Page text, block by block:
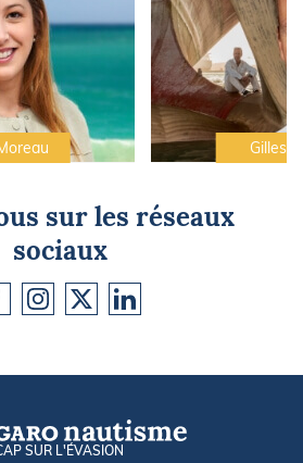
Gilles
sur les réseaux
sociaux
SUR L'ÉVASION